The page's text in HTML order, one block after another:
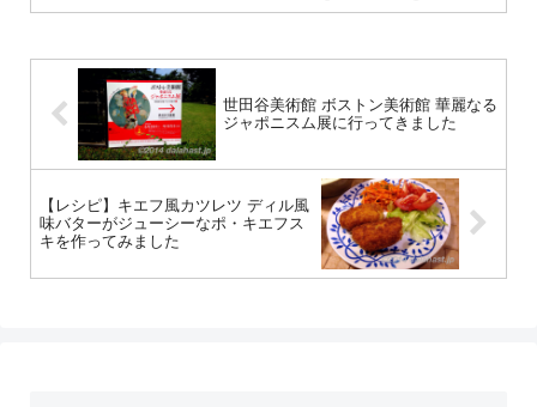
世田谷美術館 ボストン美術館 華麗なる
ジャポニスム展に行ってきました
【レシピ】キエフ風カツレツ ディル風
味バターがジューシーなポ・キエフス
キを作ってみました